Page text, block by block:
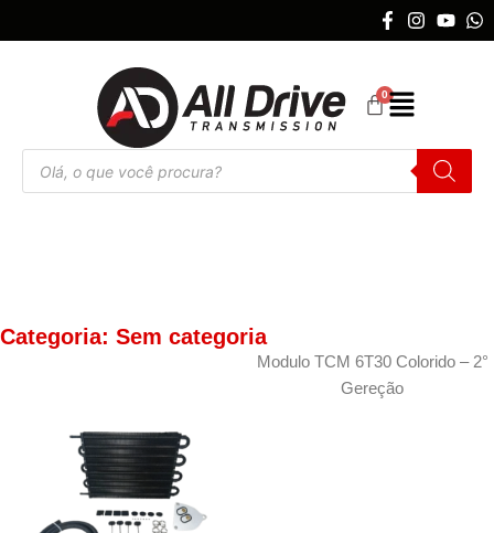
Categoria: Sem categoria
Modulo TCM 6T30 Colorido – 2°
Gereção